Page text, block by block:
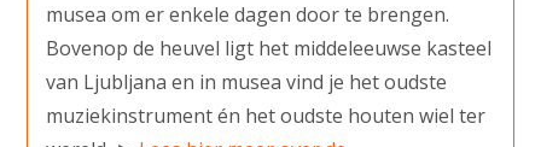
musea om er enkele dagen door te brengen.
Bovenop de heuvel ligt het middeleeuwse kasteel
van Ljubljana en in musea vind je het oudste
muziekinstrument én het oudste houten wiel ter